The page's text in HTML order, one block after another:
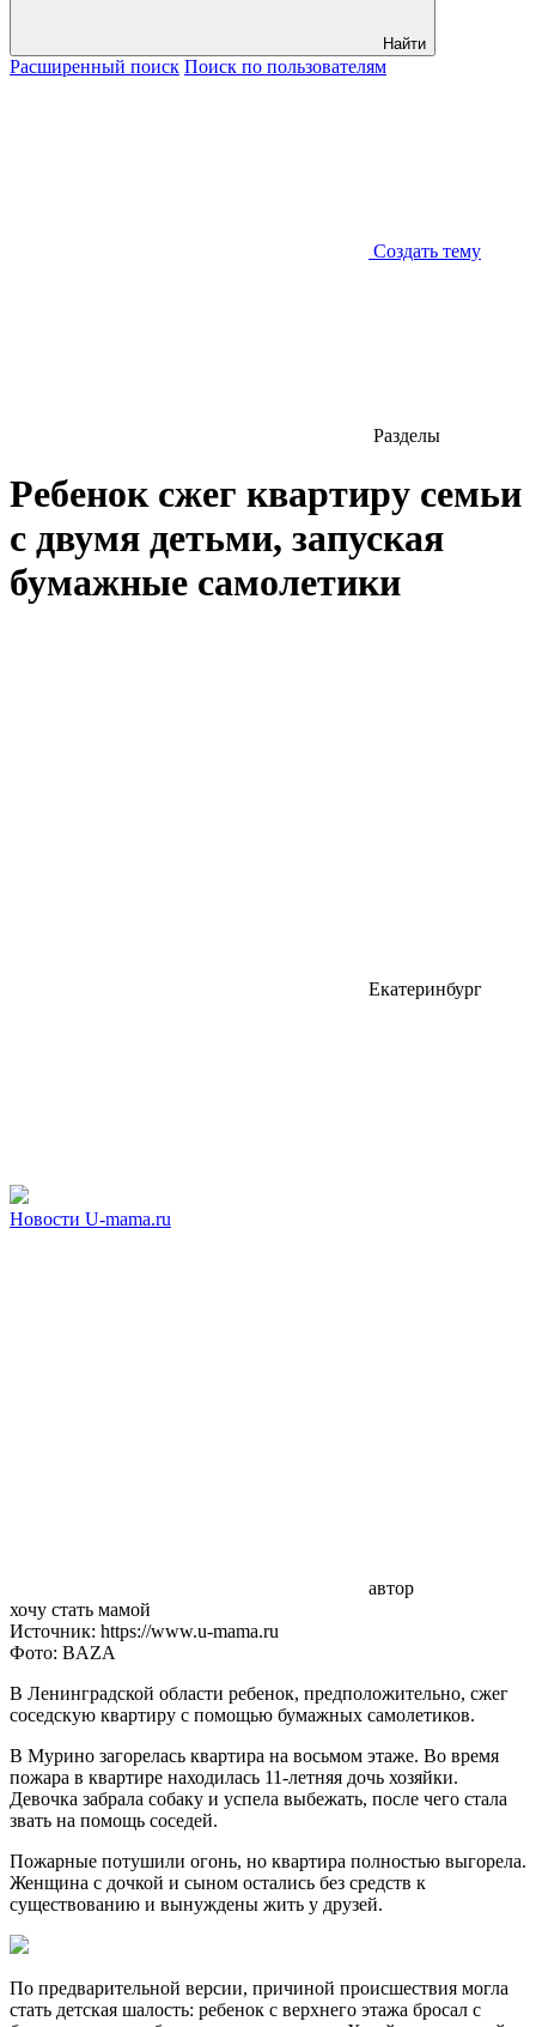
Найти
Расширенный поиск Поиск по пользователям
Создать тему
Разделы
Ребенок сжег квартиру семьи
с двумя детьми, запуская
бумажные самолетики
Екатеринбург
Новости U-mama.ru
автор
хочу стать мамой
Источник: https://www.u-mama.ru
Фото: BAZA
В Ленинградской области ребенок, предположительно, сжег
соседскую квартиру с помощью бумажных самолетиков.
В Мурино загорелась квартира на восьмом этаже. Во время
пожара в квартире находилась 11-летняя дочь хозяйки.
Девочка забрала собаку и успела выбежать, после чего стала
звать на помощь соседей.
Пожарные потушили огонь, но квартира полностью выгорела.
Женщина с дочкой и сыном остались без средств к
существованию и вынуждены жить у друзей.
По предварительной версии, причиной происшествия могла
стать детская шалость: ребенок с верхнего этажа бросал с